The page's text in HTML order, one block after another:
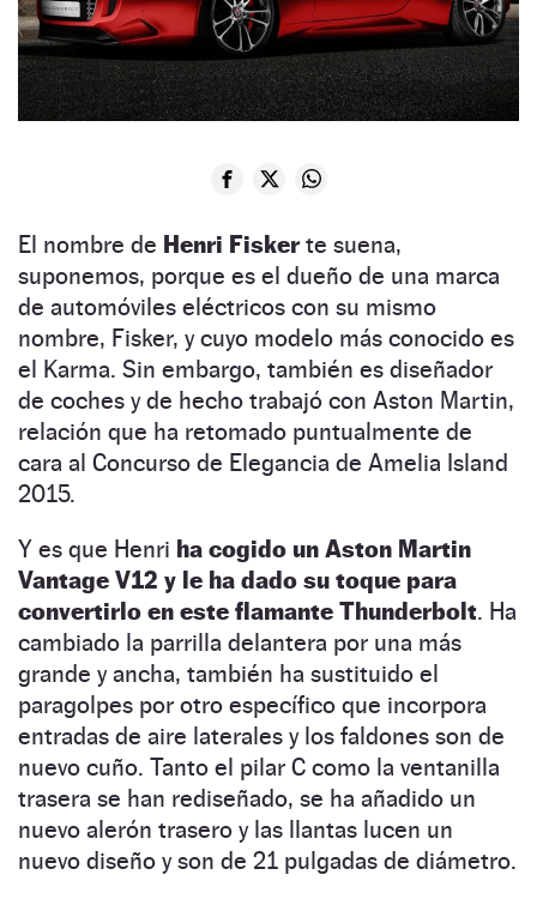
El nombre de Henri Fiskerte suena,
suponemos, porque es el dueño de una marca
de automóviles eléctricos con su mismo
nombre, Fisker, y cuyo modelo más conocido es
el Karma. Sin embargo, también es diseñador
de coches y de hecho trabajó con Aston Martin,
relación que ha retomado puntualmente de
cara al Concurso de Elegancia de Amelia Island
2015.
Y es que Henri ha cogido un Aston Martin
Vantage V12 y le ha dado su toque para
convertirlo en este flamante Thunderbolt. Ha
cambiado la parrilla delantera por una más
grande y ancha, también ha sustituido el
paragolpes por otro específico que incorpora
entradas de aire laterales y los faldones son de
nuevo cuño. Tanto el pilar C como la ventanilla
trasera se han rediseñado, se ha añadido un
nuevo alerón trasero y las llantas lucen un
nuevo diseño y son de 21 pulgadas de diámetro.